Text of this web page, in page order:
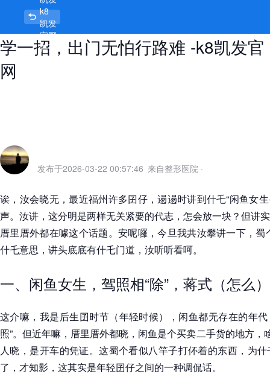
“闲鱼女生÷驾照什么意思”，厝里偷
学一招，出门无怕行路难 -k8凯发官
网
k8
凯发
官网
首页
发布于2026-03-22 00:57:46 来自整形医院 ·
诶，汝会晓无，最近福州许多囝仔，逿逿时讲到什乇“闲鱼女
声。汝讲，这分明是两样无关紧要的代志，怎会放一块？但讲
厝里厝外都在噱这个话题。安呢囉，今旦我共汝攀讲一下，蜀
什乇意思，讲头底底有什乇门道，汝听听看呵。
一、闲鱼女生，驾照相“除”，蒋式（怎么
这介嘛，我是后生囝时节（年轻时候），闲鱼都无存在的年
照”。但近年嘛，厝里厝外都晓，闲鱼是个买卖二手货的地方，
人晓，是开车的凭证。这蜀个看似八竿子打伓着的东西，为
了，才知影，这其实是年轻囝仔之间的一种调侃话。